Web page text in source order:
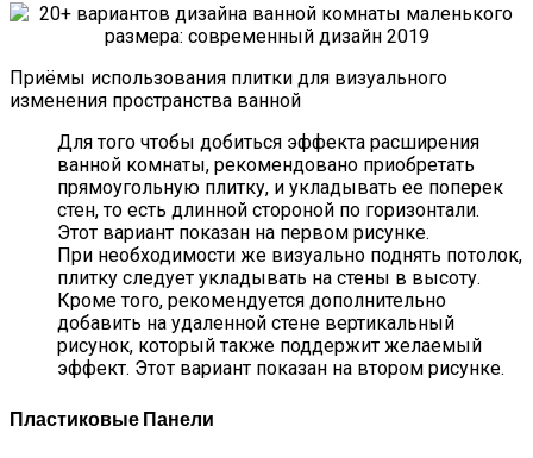
Приёмы использования плитки для визуального
изменения пространства ванной
Для того чтобы добиться эффекта расширения
ванной комнаты, рекомендовано приобретать
прямоугольную плитку, и укладывать ее поперек
стен, то есть длинной стороной по горизонтали.
Этот вариант показан на первом рисунке.
При необходимости же визуально поднять потолок,
плитку следует укладывать на стены в высоту.
Кроме того, рекомендуется дополнительно
добавить на удаленной стене вертикальный
рисунок, который также поддержит желаемый
эффект. Этот вариант показан на втором рисунке.
Пластиковые Панели